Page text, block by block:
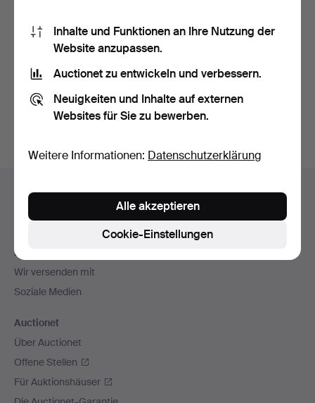
Suche speichern
Archiv
suchen.
Navigation
Hilfe und Kontakt
Kontakt mit dem Support aufnehmen
Zahlungsweisen
Wir versenden mit
Soziale Medien
Auctionet
Über Auctionet
Offene Stellen
Für Auktionshäuser
Inhalte und Funktionen an Ihre Nutzung der
Website anzupassen.
Auctionet zu entwickeln und verbessern.
Neuigkeiten und Inhalte auf externen
Websites für Sie zu bewerben.
Weitere Informationen: Datenschutzerklärung
Cookie-Einstellungen
Alle akzeptieren